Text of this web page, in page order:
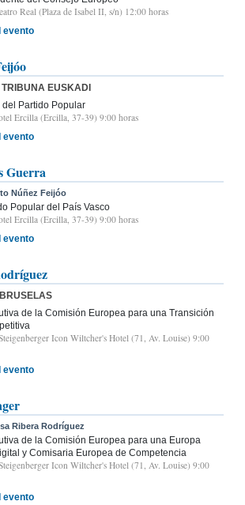
Real (Plaza de Isabel II, s/n) 12:00 horas
evento
TRIBUNA EUSKADI
Partido Popular
Ercilla (Ercilla, 37-39) 9:00 horas
evento
Guerra
Núñez Feijóo
Popular del País Vasco
Ercilla (Ercilla, 37-39) 9:00 horas
evento
de la Comisión Europea para una Transición
Icon Wiltcher's Hotel (71, Av. Louise) 9:00
evento
Ribera Rodríguez
de la Comisión Europea para una Europa
y Comisaria Europea de Competencia
Icon Wiltcher's Hotel (71, Av. Louise) 9:00
evento